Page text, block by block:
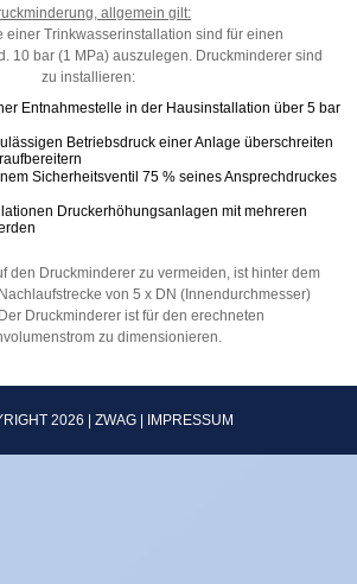
allgemein gilt:
einer Trinkwasserinstallation sind für einen
10 bar (1 MPa) auszulegen. Druckminderer sind
zu installieren:
Entnahmestelle in der Hausinstallation über 5 bar
Betriebsdruck einer Anlage überschreiten
Sicherheitsventil 75 % seines Ansprechdruckes
Druckerhöhungsanlagen mit mehreren
den Druckminderer zu vermeiden, ist hinter dem
von 5 x DN (Innendurchmesser)
Druckminderer ist für den erechneten
zu dimensionieren.
2026 | ZWAG | IMPRESSUM